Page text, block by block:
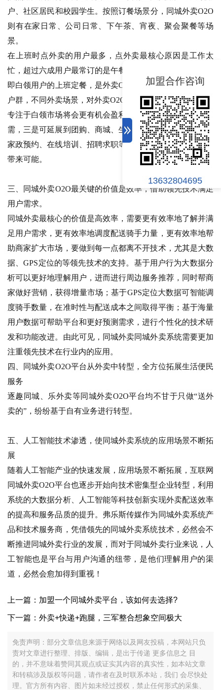
加盟合作咨询
13632804695
户、社区居民和校园学生。按照订餐场景分，同城外卖O2O
则有在家日常、公司日常、下午茶、宵夜、聚会聚餐等场
景。
在上班时点外卖的用户最多，点外卖最核心原因是工作太
忙，超过六成用户最常订的是午餐，这几点表明，上班用户
即白领用户的上班定餐，是外卖O2O的最核心场景。不同用
户群，不同外卖场景，对外卖O2O服务有着不同的诉求。
专注于白领市场将会更有机会盈利，一是客单价高，二是刚
需，三是可延展到团购、商城、生活服务、旅游门票订购、
家政预约、在线培训、招聘求职等周边服务，这些均为盈利
带来可能。
三、同城外卖O2O最关键的价值是效率，借助领先技术满足
用户需求。
同城外卖最核心的价值是高效率，需要更有效率地了解并满
足用户需求，更有效率地调度配送骑手力量，更有效率地帮
助商家扩大市场，要做到每一点都离不开技术，尤其是大数
据、GPS定位的等领先技术的支持。基于用户行为大数据分
析可以更好地理解用户，进而进行周边服务推荐，同时帮商
家做好营销，获得增量市场；基于GPS定位大数据可智能调
度骑手数量，在准时性与配送成本之间取得平衡；基于海量
用户数据可帮助平台和更好预测需求，进行个性化的技术研
发和功能改进。由此可见，同城外卖同城外卖系统需要更加
注重领先技术在行业内的应用。
四、同城外卖O2O平台从外卖中转型，全方位拓展生活便民
服务
逐趣同城、乐外卖等同城外卖O2O平台均不甘于只做“送外
卖的”，纷纷基于自有业务进行转型。
五、人工智能技术渗透，使同城外卖系统的应用场景不断拓
展
随着人工智能产业的快速发展，应用场景不断拓展，互联网
同城外卖O2O平台也逐步开始向技术密集型企业转型，利用
系统的大数据分析、人工智能等科技创新实现外卖配送效率
的提高和服务品质的提升。弗乐斯传媒作为同城外卖系统产
品和技术服务商，凭借领先的同城外卖系统技术，必然会不
断推进同城外卖行业的发展，而对于同城外卖行业来说，人
工智能也是平台与用户沟通的纽带，是他们理解用户的渠
道，必然会愈加得到重视！
上一篇：加盟一个同城外卖平台，该如何去选择?
下一篇：外卖+快递+跑腿，三军整合想象空间极大
免责声明：部分文章信息来源于网络以及网友投稿，本网站只负
责对文章进行整理、排版、编辑，是出于传递 更多信息之 目
的，并不意味着赞同其观点或证实其内容的真实性，如本站文章
和转稿涉及版权等问题，请作者在及时联系本站，我们 会尽快处
理。官方所有内容、图片如未经过授权，禁止任何形式的采集、